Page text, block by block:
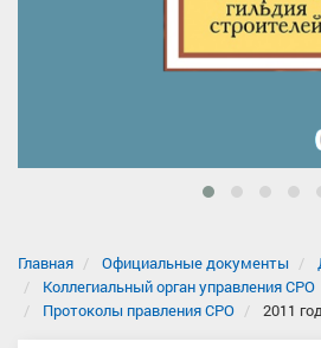
Главная Официальные документы
Коллегиальный орган управления СРО
Протоколы правления СРО
2011